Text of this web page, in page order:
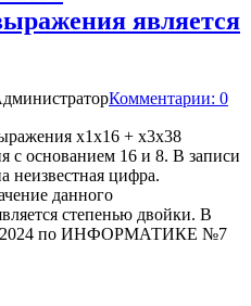
является
Комментарии: 0
x1x16 + x3x38
с основанием 16 и 8. В записи
неизвестная цифра.
данного
степенью двойки. В
2024 по ИНФОРМАТИКЕ №7